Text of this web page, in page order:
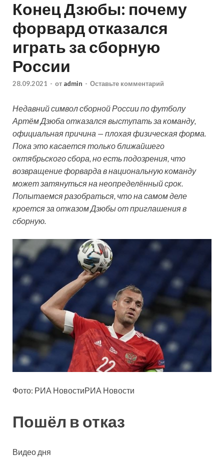
Конец Дзюбы: почему
форвард отказался
играть за сборную
России
28.09.2021 - от admin - Оставьте комментарий
Недавний символ сборной России по футболу
Артём Дзюба отказался выступать за команду,
официальная причина — плохая физическая форма.
Пока это касается только ближайшего
октябрьского сбора, но есть подозрения, что
возвращение форварда в национальную команду
можетзатянуться на неопределённый срок.
Попытаемся разобраться, что на самом деле
кроется за отказом Дзюбы от приглашения в
сборную.
Фото: РИА НовостиРИА Новости
Пошёл в отказ
Видео дня